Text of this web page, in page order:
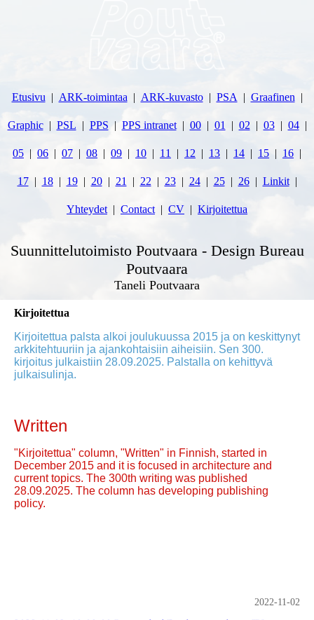
Etusivu ARK-toimintaa ARK-kuvasto PSA Graafinen
Graphic PSL PPS PPS intranet 00 01 02 03 04
05 06 07 08 09 10 11 12 13 14 15 16
17 18 19 20 21 22 23 24 25 26 Linkit
Yhteydet Contact CV Kirjoitettua
Suunnittelutoimisto Poutvaara - Design Bureau
Poutvaara
Taneli Poutvaara
Kirjoitettua
Kirjoitettua palsta alkoi joulukuussa 2015 ja on keskittynyt
arkkitehtuuriin ja ajankohtaisiin aiheisiin. Sen 300.
kirjoitus julkaistiin 28.09.2025. Palstalla on kehittyvä
julkaisulinja.
Written
"Kirjoitettua" column, "Written" in Finnish, started in
December 2015 and it is focused in architecture and
current topics. The 300th writing was published
28.09.2025. The column has developing publishing
policy.
2022-11-02